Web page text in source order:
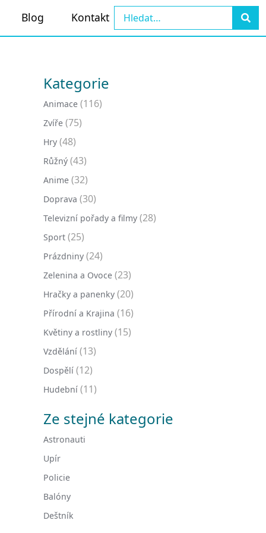
Blog Kontakt
Kategorie
Animace (116)
Zvíře (75)
Hry (48)
Růžný (43)
Anime (32)
Doprava (30)
Televizní pořady a filmy (28)
Sport (25)
Prázdniny (24)
Zelenina a Ovoce (23)
Hračky a panenky (20)
Přírodní a Krajina (16)
Květiny a rostliny (15)
Vzdělání (13)
Dospělí (12)
Hudební (11)
Ze stejné kategorie
Astronauti
Upír
Policie
Balóny
Deštník